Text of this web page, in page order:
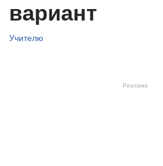
вариант
Учителю
Реклама